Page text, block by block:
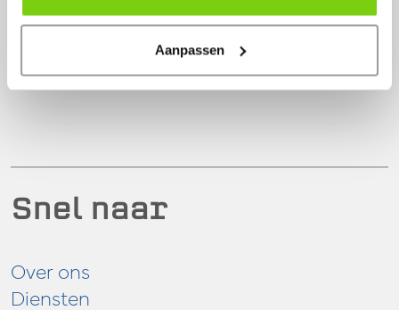
Aanpassen
Snel naar
Over ons
Diensten
1681 PG
info@model-engineering.nl